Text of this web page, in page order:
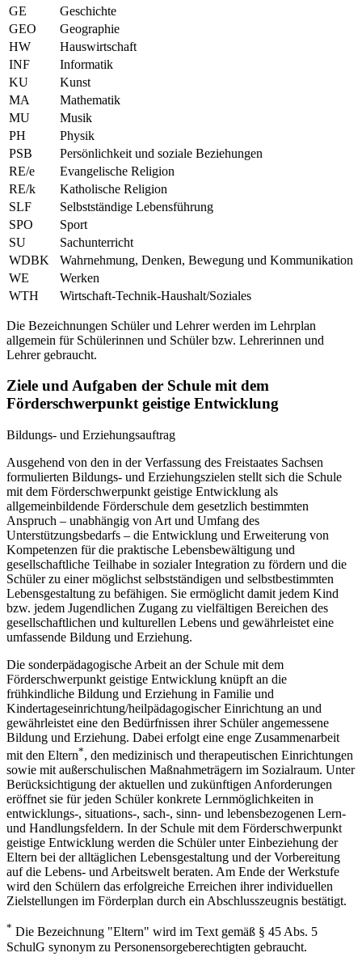
GE
Geschichte
GEO
Geographie
HW
Hauswirtschaft
INF
Informatik
KU
Kunst
MA
Mathematik
MU
Musik
PH
Physik
PSB
Persönlichkeit und soziale Beziehungen
RE/e
Evangelische Religion
RE/k
Katholische Religion
SLF
Selbstständige Lebensführung
SPO
Sport
SU
Sachunterricht
WDBK
Wahrnehmung, Denken, Bewegung und Kommunikation
WE
Werken
WTH
Wirtschaft-Technik-Haushalt/Soziales
Die Bezeichnungen Schüler und Lehrer werden im Lehrplan
allgemein für Schülerinnen und Schüler bzw. Lehrerinnen und
Lehrer gebraucht.
Ziele und Aufgaben der Schule mit dem
Förderschwerpunkt geistige Entwicklung
Bildungs- und Erziehungsauftrag
Ausgehend von den in der Verfassung des Freistaates Sachsen
formulierten Bildungs- und Erziehungszielen stellt sich die Schule
mit dem Förderschwerpunkt geistige Entwicklung als
allgemeinbildende Förderschule dem gesetzlich bestimmten
Anspruch – unabhängig von Art und Umfang des
Unterstützungsbedarfs – die Entwicklung und Erweiterung von
Kompetenzen für die praktische Lebensbewältigung und
gesellschaftliche Teilhabe in sozialer Integration zu fördern und die
Schüler zu einer möglichst selbstständigen und selbstbestimmten
Lebensgestaltung zu befähigen. Sie ermöglicht damit jedem Kind
bzw. jedem Jugendlichen Zugang zu vielfältigen Bereichen des
gesellschaftlichen und kulturellen Lebens und gewährleistet eine
umfassende Bildung und Erziehung.
Die sonderpädagogische Arbeit an der Schule mit dem
Förderschwerpunkt geistige Entwicklung knüpft an die
frühkindliche Bildung und Erziehung in Familie und
Kindertageseinrichtung/heilpädagogischer Einrichtung an und
gewährleistet eine den Bedürfnissen ihrer Schüler angemessene
Bildung und Erziehung. Dabei erfolgt eine enge Zusammenarbeit
mit den Eltern*, den medizinisch und therapeutischen Einrichtungen
sowie mit außerschulischen Maßnahmeträgern im Sozialraum. Unter
Berücksichtigung der aktuellen und zukünftigen Anforderungen
eröffnet sie für jeden Schüler konkrete Lernmöglichkeiten in
entwicklungs-, situations-, sach-, sinn- und lebensbezogenen Lern-
und Handlungsfeldern. In der Schule mit dem Förderschwerpunkt
geistige Entwicklung werden die Schüler unter Einbeziehung der
Eltern bei der alltäglichen Lebensgestaltung und der Vorbereitung
auf die Lebens- und Arbeitswelt beraten. Am Ende der Werkstufe
wird den Schülern das erfolgreiche Erreichen ihrer individuellen
Zielstellungen im Förderplan durch ein Abschlusszeugnis bestätigt.
* Die Bezeichnung "Eltern" wird im Text gemäß § 45 Abs. 5
SchulG synonym zu Personensorgeberechtigten gebraucht.